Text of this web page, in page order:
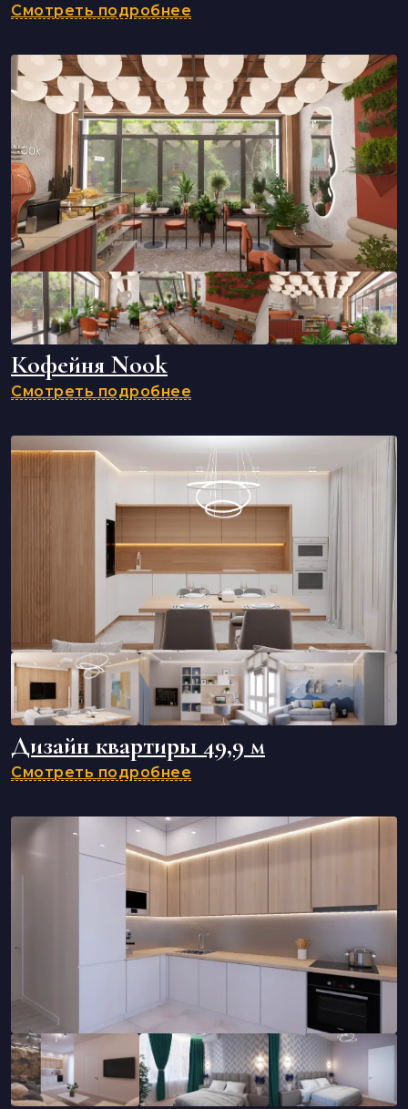
Смотреть подробнее
Кофейня Nook
Смотреть подробнее
Дизайн квартиры 49,9 м
Смотреть подробнее